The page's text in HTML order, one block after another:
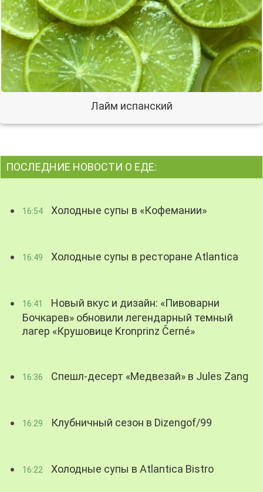
Лайм испанский
ПОСЛЕДНИЕ НОВОСТИ О ЕДЕ:
16:54 Холодные супы в «Кофемании»
16:49 Холодные супы в ресторане Atlantica
16:41
Новый вкус и дизайн: «Пивоварни
Бочкарев» обновили легендарный темный
лагер «Крушовице Kronprinz Černé»
16:36 Спешл-десерт «Медвезай» в Jules Zang
16:29 Клубничный сезон в Dizengof/99
16:22 Холодные супы в Atlantica Bistro